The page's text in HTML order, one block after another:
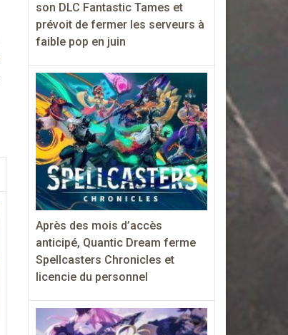
son DLC Fantastic Tames et
prévoit de fermer les serveurs à
faible pop en juin
Après des mois d’accès
anticipé, Quantic Dream ferme
Spellcasters Chronicles et
licencie du personnel